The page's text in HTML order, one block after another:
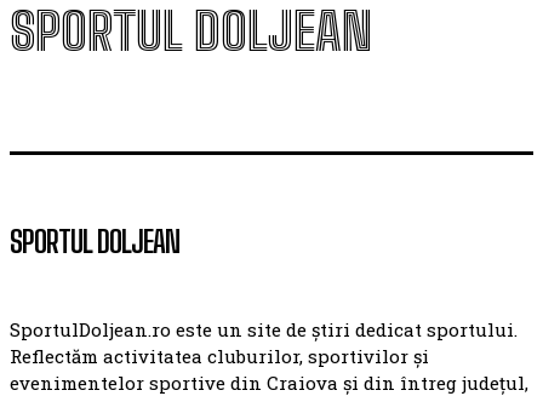
SPORTUL DOLJEAN
SPORTUL DOLJEAN
SportulDoljean.ro este un site de știri dedicat sportului.
Reflectăm activitatea cluburilor, sportivilor și
evenimentelor sportive din Craiova și din întreg județul,